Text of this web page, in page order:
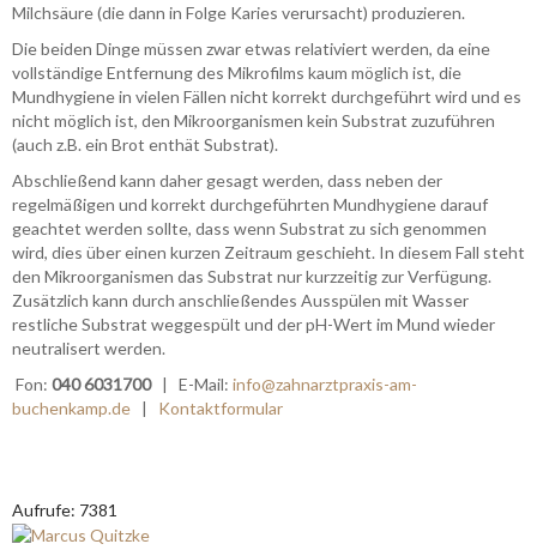
Milchsäure (die dann in Folge Karies verursacht) produzieren.
Die beiden Dinge müssen zwar etwas relativiert werden, da eine
vollständige Entfernung des Mikrofilms kaum möglich ist, die
Mundhygiene in vielen Fällen nicht korrekt durchgeführt wird und es
nicht möglich ist, den Mikroorganismen kein Substrat zuzuführen
(auch z.B. ein Brot enthät Substrat).
Abschließend kann daher gesagt werden, dass neben der
regelmäßigen und korrekt durchgeführten Mundhygiene darauf
geachtet werden sollte, dass wenn Substrat zu sich genommen
wird, dies über einen kurzen Zeitraum geschieht. In diesem Fall steht
den Mikroorganismen das Substrat nur kurzzeitig zur Verfügung.
Zusätzlich kann durch anschließendes Ausspülen mit Wasser
restliche Substrat weggespült und der pH-Wert im Mund wieder
neutralisert werden.
Fon: 040 6031700| E-Mail: info@zahnarztpraxis-am-
buchenkamp.de | Kontaktformular
Aufrufe: 7381